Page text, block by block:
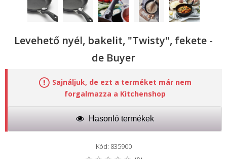
Levehető nyél, bakelit, "Twisty", fekete -
de Buyer
Sajnáljuk, de ezt a terméket már nem
forgalmazza a Kitchenshop
Hasonló termékek
Kód: 835900